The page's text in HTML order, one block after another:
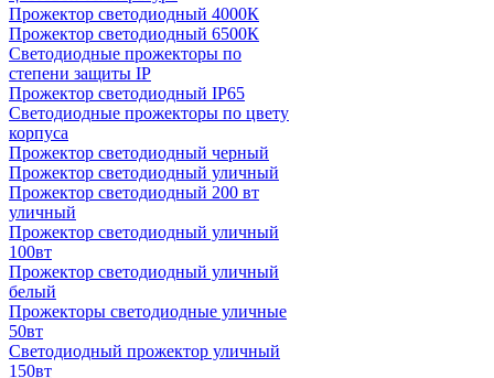
Прожектор светодиодный 4000К
Прожектор светодиодный 6500К
Светодиодные прожекторы по
степени защиты IP
Прожектор светодиодный IP65
Светодиодные прожекторы по цвету
корпуса
Прожектор светодиодный черный
Прожектор светодиодный уличный
Прожектор светодиодный 200 вт
уличный
Прожектор светодиодный уличный
100вт
Прожектор светодиодный уличный
белый
Прожекторы светодиодные уличные
50вт
Светодиодный прожектор уличный
150вт